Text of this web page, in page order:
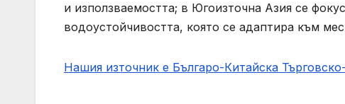
и използваемостта; в Югоизточна Азия се
водоустойчивостта, която се адаптира към
Нашия източник е Българо-Китайска